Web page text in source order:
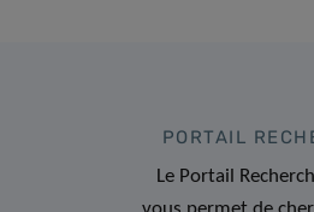
PORTAIL
Le Portail